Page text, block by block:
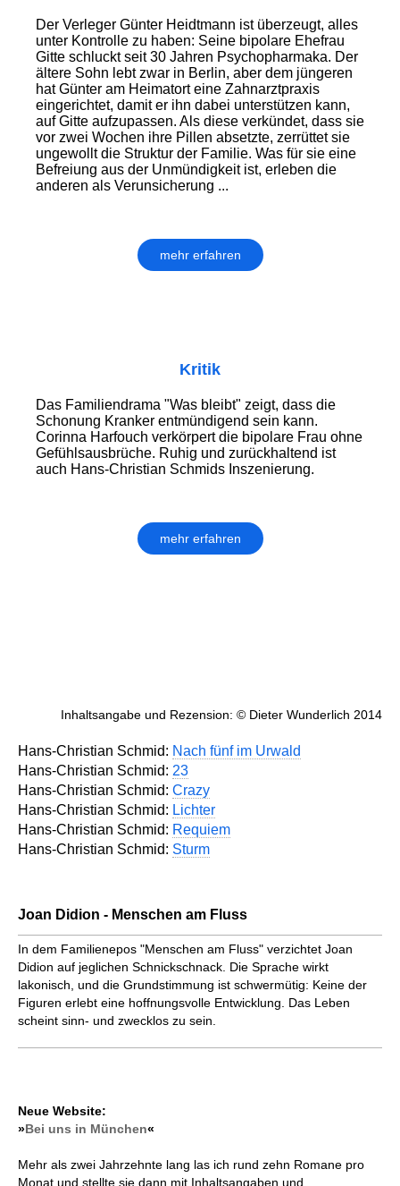
Der Verleger Günter Heidtmann ist überzeugt, alles
unter Kontrolle zu haben: Seine bipolare Ehefrau
Gitte schluckt seit 30 Jahren Psychopharmaka. Der
ältere Sohn lebt zwar in Berlin, aber dem jüngeren
hat Günter am Heimatort eine Zahnarztpraxis
eingerichtet, damit er ihn dabei unterstützen kann,
auf Gitte aufzupassen. Als diese verkündet, dass sie
vor zwei Wochen ihre Pillen absetzte, zerrüttet sie
ungewollt die Struktur der Familie. Was für sie eine
Befreiung aus der Unmündigkeit ist, erleben die
anderen als Verunsicherung ...
mehr erfahren
Kritik
Das Familiendrama "Was bleibt" zeigt, dass die
Schonung Kranker entmündigend sein kann.
Corinna Harfouch verkörpert die bipolare Frau ohne
Gefühlsausbrüche. Ruhig und zurückhaltend ist
auch Hans-Christian Schmids Inszenierung.
mehr erfahren
Inhaltsangabe und Rezension: © Dieter Wunderlich 2014
Hans-Christian Schmid: Nach fünf im Urwald
Hans-Christian Schmid: 23
Hans-Christian Schmid: Crazy
Hans-Christian Schmid: Lichter
Hans-Christian Schmid: Requiem
Hans-Christian Schmid: Sturm
Joan Didion - Menschen am Fluss
In dem Familienepos "Menschen am Fluss" verzichtet Joan
Didion auf jeglichen Schnickschnack. Die Sprache wirkt
lakonisch, und die Grundstimmung ist schwermütig: Keine der
Figuren erlebt eine hoffnungsvolle Entwicklung. Das Leben
scheint sinn- und zwecklos zu sein.
Neue Website:
»Bei uns in München«
Mehr als zwei Jahrzehnte lang las ich rund zehn Romane pro
Monat und stellte sie dann mit Inhaltsangaben und